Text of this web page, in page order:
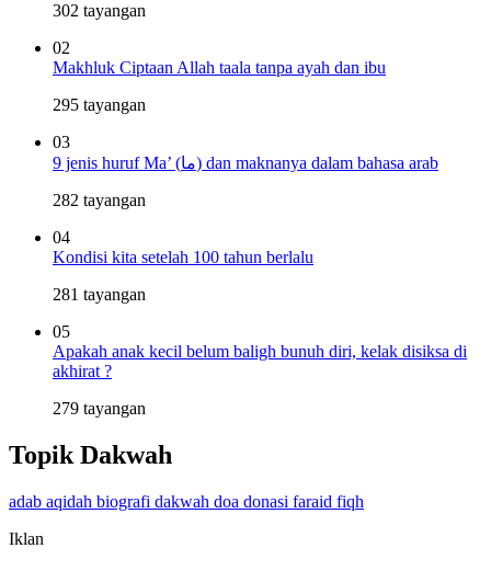
302 tayangan
02
Makhluk Ciptaan Allah taala tanpa ayah dan ibu
295 tayangan
03
9 jenis huruf Ma’ (ما) dan maknanya dalam bahasa arab
282 tayangan
04
Kondisi kita setelah 100 tahun berlalu
281 tayangan
05
Apakah anak kecil belum baligh bunuh diri, kelak disiksa di
akhirat ?
279 tayangan
Topik Dakwah
adab aqidah biografi dakwah doa donasi faraid fiqh
Iklan